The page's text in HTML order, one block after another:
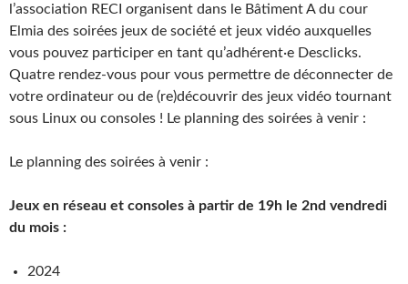
l’association RECI organisent dans le Bâtiment A du cour
Elmia des soirées jeux de société et jeux vidéo auxquelles
vous pouvez participer en tant qu’adhérent·e Desclicks.
Quatre rendez-vous pour vous permettre de déconnecter de
votre ordinateur ou de (re)découvrir des jeux vidéo tournant
sous Linux ou consoles ! Le planning des soirées à venir :
Le planning des soirées à venir :
Jeux en réseau et consoles à partir de 19h le 2nd vendredi
du mois :
2024